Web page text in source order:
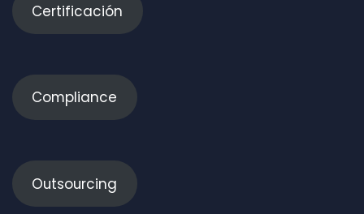
Certificación
Compliance
Outsourcing